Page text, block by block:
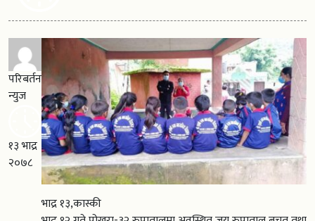
परिबर्तन
न्युज
१३ भाद्र
२०७८
भाद्र १३,कास्की